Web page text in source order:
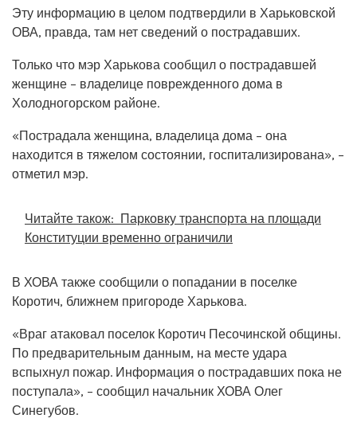
Эту информацию в целом подтвердили в Харьковской
ОВА, правда, там нет сведений о пострадавших.
Только что мэр Харькова сообщил о пострадавшей
женщине – владелице поврежденного дома в
Холодногорском районе.
«Пострадала женщина, владелица дома – она
находится в тяжелом состоянии, госпитализирована», –
отметил мэр.
Читайте також: Парковку транспорта на площади
Конституции временно ограничили
В ХОВА также сообщили о попадании в поселке
Коротич, ближнем пригороде Харькова.
«Враг атаковал поселок Коротич Песочинской общины.
По предварительным данным, на месте удара
вспыхнул пожар. Информация о пострадавших пока не
поступала», – сообщил начальник ХОВА Олег
Синегубов.